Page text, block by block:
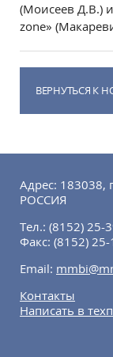
(Моисеев Д.В.)
zone»
ВЕРНУТЬСЯ К
Адрес: 183038,
РОССИЯ
Тел.: (8152) 25-
Факс: (8152)
Email:
Контакты
Написать в